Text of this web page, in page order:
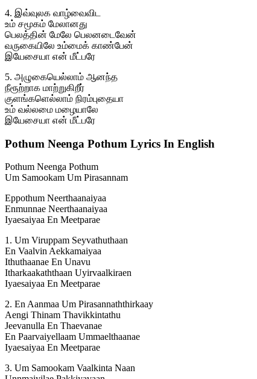
4. இவ்வுலக வாழ்வைவிட
உம் சமூகம் மேலானது
பெலத்தின் மேலே பெலனடைவேன்
வருகையிலே உம்மைக் காண்பேன்
இயேசையா என் மீட்பரே
5. அழுகையெல்லாம் ஆனந்த
நீரூற்றாக மாற்றுகிறீர்
குளங்களெல்லாம் நிரம்புதையா
உம் வல்லமை மழையாலே
இயேசையா என் மீட்பரே
Pothum Neenga Pothum Lyrics In English
Pothum Neenga Pothum
Um Samookam Um Pirasannam
Eppothum Neerthaanaiyaa
Enmunnae Neerthaanaiyaa
Iyaesaiyaa En Meetparae
1. Um Viruppam Seyvathuthaan
En Vaalvin Aekkamaiyaa
Ithuthaanae En Unavu
Itharkaakaththaan Uyirvaalkiraen
Iyaesaiyaa En Meetparae
2. En Aanmaa Um Pirasannaththirkaay
Aengi Thinam Thavikkintathu
Jeevanulla En Thaevanae
En Paarvaiyellaam Ummaelthaanae
Iyaesaiyaa En Meetparae
3. Um Samookam Vaalkinta Naan